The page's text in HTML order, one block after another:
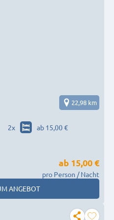
22,98 km
2x
ab 15,00 €
ab 15,00 €
pro Person / Nacht
ANGEBOT